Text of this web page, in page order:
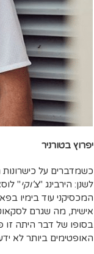
יפרוץ בטורניר
כשמדברים על
לשנן: הירבינג "צ'וקי
אישית, מה שגרם
בסופו של דבר היתה זו
האופטימים ביותר לא ידעו למה